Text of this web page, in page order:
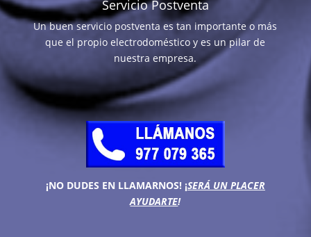
Servicio Postventa
Un buen servicio postventa es tan importante o más
que el propio electrodoméstico y es un pilar de
nuestra empresa.
¡NO DUDES EN LLAMARNOS! ¡SERÁ UN PLACER
AYUDARTE!